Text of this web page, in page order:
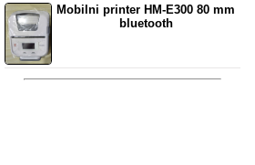
Mobilni printer HM-E300 80 mm
bluetooth